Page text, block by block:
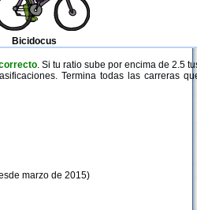
Bicidocus
. Si tu ratio sube por encima de 2.5
Termina todas las carreras
marzo de 2015)